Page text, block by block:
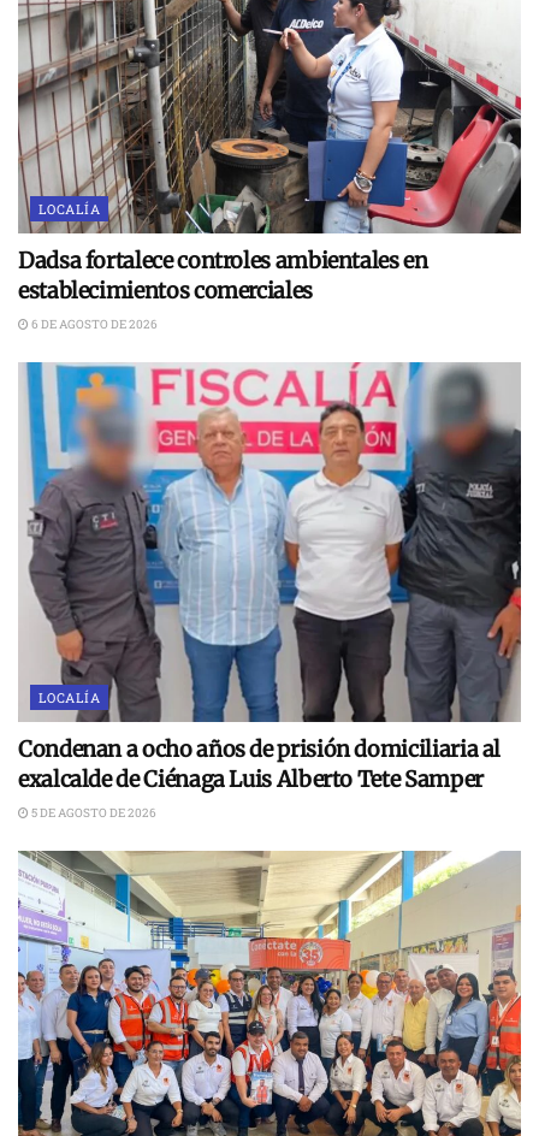
LOCALÍA
Dadsa fortalece controles ambientales en
establecimientos comerciales
6 DE AGOSTO DE 2026
LOCALÍA
Condenan a ocho años de prisión domiciliaria al
exalcalde de Ciénaga Luis Alberto Tete Samper
5 DE AGOSTO DE 2026